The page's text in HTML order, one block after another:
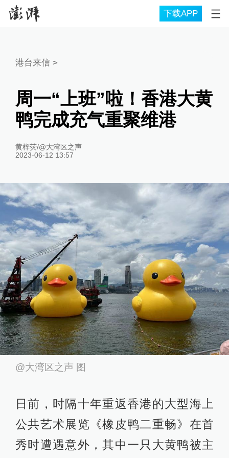
下载APP
港台来信>
周一“上班”啦！香港大黄
鸭完成充气重聚维港
黄梓荧/@大湾区之声
2023-06-12 13:57
@大湾区之声 图
日前，时隔十年重返香港的大型海上
公共艺术展览《橡皮鸭二重畅》在首
秀时遭遇意外，其中一只大黄鸭被主